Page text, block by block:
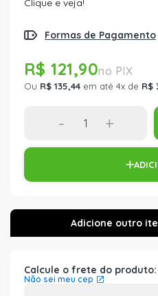
Clique e veja!
Formas de Pagamento
R$ 121,90
Ou R$ 135,44 em até 4x de R$
- +
Calcule o frete do produto:
Não sei meu cep